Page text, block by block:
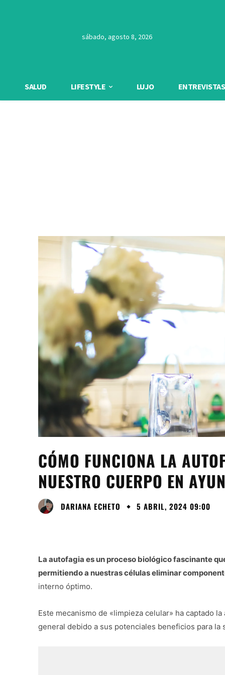
sábado, agosto 8, 2026
SALUD LIFESTYLE LUJO ENTREVISTAS
CÓMO FUNCIONA LA
NUESTRO CUERPO EN
DARIANA ECHETO 5 ABRIL, 2024 09:00
La autofagia es un proceso biológico fascinante
permitiendo a nuestras células eliminar
interno óptimo.
Este mecanismo de «limpieza celular» ha captado
general debido a sus potenciales beneficios para la